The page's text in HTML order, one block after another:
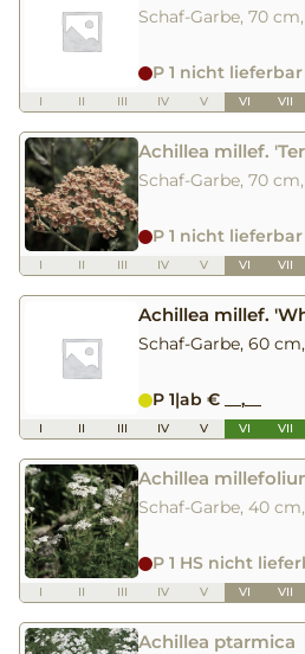
Schaf-Garbe, 70
P 1 nicht lieferbar
I II III IV V VI VII
Achillea millef.
Schaf-Garbe, 70
P 1 nicht lieferbar
I II III IV V VI VII
Achillea millef.
Schaf-Garbe, 60
P 1|ab € __,__
I II III IV V VI VII
Achillea
Schaf-Garbe, 40
P 1 HS nicht
I II III IV V VI VII
Achillea ptarmica